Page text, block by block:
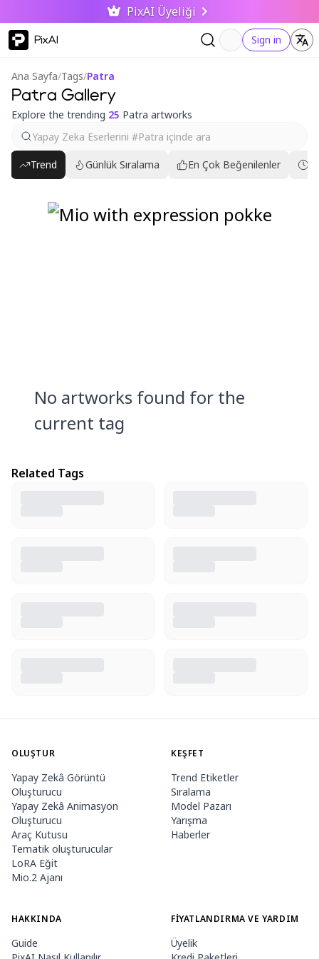
PixAI Üyeliği
PixAI Sign in
Ana Sayfa/Tags/Patra
Patra Gallery
Explore the trending 25 Patra artworks
Trend Günlük Sıralama En Çok Beğenilenler
No artworks found for the
current tag
Related Tags
OLUŞTUR
Yapay Zekâ Görüntü
Oluşturucu
Yapay Zekâ Animasyon
Oluşturucu
Araç Kutusu
Tematik oluşturucular
LoRA Eğit
Mio.2 Ajanı
KEŞFET
Trend Etiketler
Sıralama
Model Pazarı
Yarışma
Haberler
HAKKINDA
Guide
FIYATLANDIRMA VE YARDIM
Üyelik